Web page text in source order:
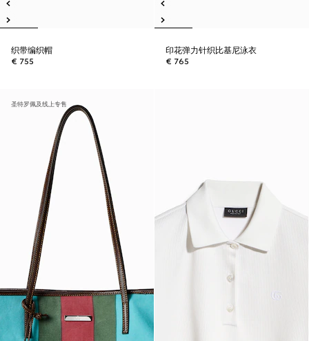
织带编织帽
€ 755
印花弹力针织比基尼泳衣
€ 765
圣特罗佩及线上专售